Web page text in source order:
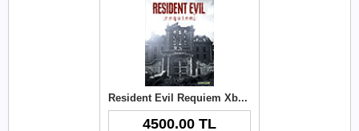
Resident Evil Requiem Xbox Key
4500.00 TL